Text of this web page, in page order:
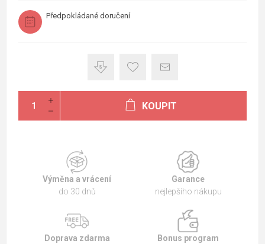
Předpokládané doručení
KOUPIT
Výměna a vrácení
do 30 dnů
Garance
nejlepšího nákupu
Doprava zdarma
Bonus program